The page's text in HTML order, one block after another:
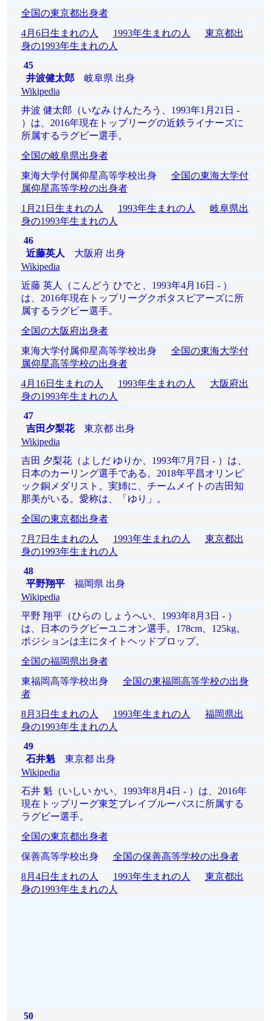
全国の東京都出身者
4月6日生まれの人
1993年生まれの人
東京都出
身の1993年生まれの人
45
井波健太郎岐阜県 出身
Wikipedia
井波 健太郎（いなみ けんたろう、1993年1月21日 -
）は、2016年現在トップリーグの近鉄ライナーズに
所属するラグビー選手。
全国の岐阜県出身者
東海大学付属仰星高等学校出身 全国の東海大学付
属仰星高等学校の出身者
1月21日生まれの人
1993年生まれの人
岐阜県出
身の1993年生まれの人
46
近藤英人 大阪府 出身
Wikipedia
近藤 英人（こんどう ひでと、1993年4月16日 - ）
は、2016年現在トップリーグクボタスピアーズに所
属するラグビー選手。
全国の大阪府出身者
東海大学付属仰星高等学校出身 全国の東海大学付
属仰星高等学校の出身者
4月16日生まれの人
1993年生まれの人
大阪府出
身の1993年生まれの人
47
吉田夕梨花東京都 出身
Wikipedia
吉田 夕梨花（よしだ ゆりか、1993年7月7日 - ）は、
日本のカーリング選手である。2018年平昌オリンピ
ック銅メダリスト。実姉に、チームメイトの吉田知
那美がいる。愛称は、「ゆり」。
全国の東京都出身者
7月7日生まれの人
1993年生まれの人
東京都出
身の1993年生まれの人
48
平野翔平福岡県 出身
Wikipedia
平野 翔平（ひらの しょうへい、1993年8月3日 - ）
は、日本のラグビーユニオン選手。178cm、125kg。
ポジションは主にタイトヘッドプロップ。
全国の福岡県出身者
東福岡高等学校出身 全国の東福岡高等学校の出身
者
8月3日生まれの人
1993年生まれの人
福岡県出
身の1993年生まれの人
49
石井魁東京都 出身
Wikipedia
石井 魁（いしい かい、1993年8月4日 - ）は、2016年
現在トップリーグ東芝ブレイブルーパスに所属する
ラグビー選手。
全国の東京都出身者
保善高等学校出身 全国の保善高等学校の出身者
8月4日生まれの人
1993年生まれの人
東京都出
身の1993年生まれの人
50